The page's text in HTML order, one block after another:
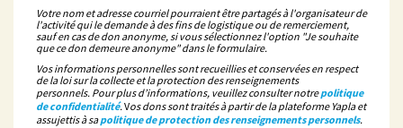
Votre nom et adresse courriel pourraient être partagés à l'organisateur de
l'activité qui le demande à des fins de logistique ou de remerciement,
sauf en cas de don anonyme, si vous sélectionnez l'option "Je souhaite
que ce don demeure anonyme" dans le formulaire.
Vos informations personnelles sont recueillies et conservées en respect
de la loi sur la collecte et la protection des renseignements
personnels. Pour plus d’informations, veuillez consulter notrepolitique
de confidentialité.Vos dons sont traités à partir de la plateforme Yapla et
assujettis à sapolitique de protection des renseignements personnels.